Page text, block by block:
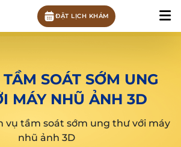
ĐẶT LỊCH KHÁM
SOÁT SỚM UNG
MÁY NHŨ ẢNH 3D
vụ tầm soát sớm ung thư với máy
nhũ ảnh 3D